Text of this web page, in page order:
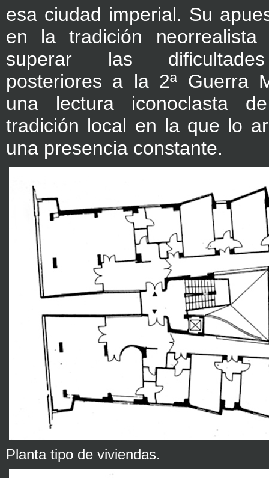
esa ciudad imperial. Su
en la tradición
superar las
posteriores a la 2ª Guerra
una lectura iconoclasta
tradición local en la que lo
una presencia constante.
Planta tipo de viviendas.